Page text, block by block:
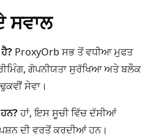
ਸਵਾਲ
ProxyOrb ਸਭ ਤੋਂ ਵਧੀਆ ਮੁਫਤ
ਗੋਪਨੀਯਤਾ ਸੁਰੱਖਿਆ ਅਤੇ ਬਲੌਕ
ਸੇਵਾ।
ਹਾਂ, ਇਸ ਸੂਚੀ ਵਿੱਚ ਦੱਸੀਆਂ
ਦੀ ਵਰਤੋਂ ਕਰਦੀਆਂ ਹਨ।